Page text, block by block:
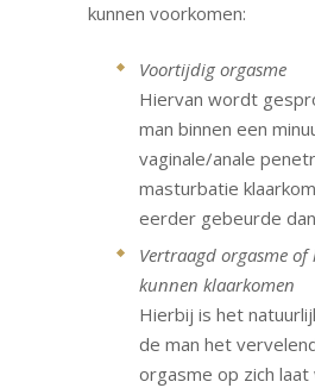
kunnen voorkomen:
Voortijdig orgasme
Hiervan wordt
man binnen een
vaginale/anale
masturbatie
eerder gebeurde
Vertraagd orgasme
kunnen klaarkomen
Hierbij is het
de man het
orgasme op zich laat